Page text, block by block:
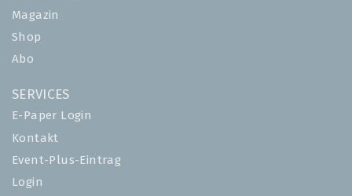
Magazin
Shop
Abo
SERVICES
E-Paper Login
Kontakt
Event-Plus-Eintrag
Login